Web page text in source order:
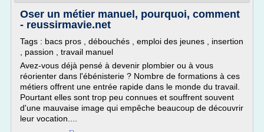
Oser un métier manuel, pourquoi, comment
- reussirmavie.net
Tags : bacs pros , débouchés , emploi des jeunes , insertion
, passion , travail manuel
Avez-vous déjà pensé à devenir plombier ou à vous
réorienter dans l'ébénisterie ? Nombre de formations à ces
métiers offrent une entrée rapide dans le monde du travail.
Pourtant elles sont trop peu connues et souffrent souvent
d'une mauvaise image qui empêche beaucoup de découvrir
leur vocation....